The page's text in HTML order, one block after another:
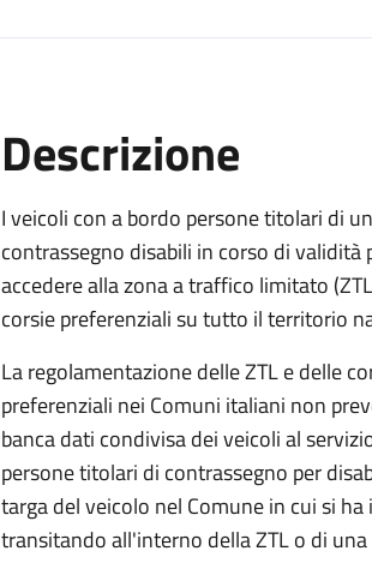
Descrizione
I veicoli con a bordo persone titolari di un
contrassegno disabili in corso di validità
accedere alla zona a traffico limitato
corsie preferenziali su tutto il territorio
La regolamentazione delle ZTL e delle
preferenziali nei Comuni italiani non
banca dati condivisa dei veicoli al
persone titolari di contrassegno per
targa del veicolo nel Comune in cui si
transitando all'interno della ZTL o di